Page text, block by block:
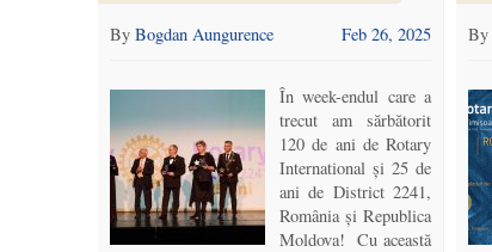
By Bogdan Aungurence Feb 26, 2025
În week-endul care a
trecut am sărbătorit
120 de ani de Rotary
International și 25 de
ani de District 2241,
România și Republica
Moldova! Cu această
By